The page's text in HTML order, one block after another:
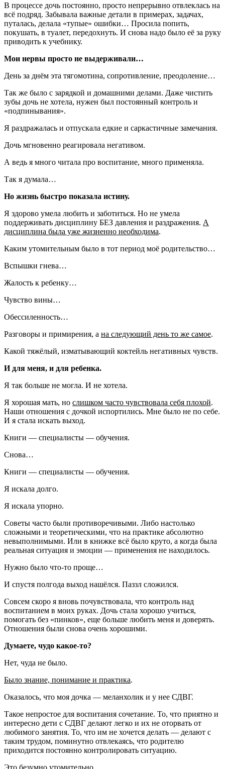
В процессе дочь постоянно, просто непрерывно отвлеклась на
всё подряд. Забывала важные детали в примерах, задачах,
путалась, делала «тупые» ошибки… Просила попить,
покушать, в туалет, передохнуть. И снова надо было её за руку
приводить к учебнику.
Мои нервы просто не выдерживали…
День за днём эта тягомотина, сопротивление, преодоление…
Так же было с зарядкой и домашними делами. Даже чистить
зубы дочь не хотела, нужен был постоянный контроль и
«подпинывания».
Я раздражалась и отпускала едкие и саркастичные замечания.
Дочь мгновенно реагировала негативом.
А ведь я много читала про воспитание, много применяла.
Так я думала…
Но жизнь быстро показала истину.
Я здорово умела любить и заботиться. Но не умела
поддерживать дисциплину БЕЗ давления и раздражения. А
дисциплина была уже жизненно необходима.
Каким утомительным было в тот период моё родительство…
Вспышки гнева…
Жалость к ребенку…
Чувство вины…
Обессиленность…
Разговоры и примирения, а на следующий день то же самое.
Какой тяжёлый, изматывающий коктейль негативных чувств.
И для меня, и для ребенка.
Я так больше не могла. И не хотела.
Я хорошая мать, но слишком часто чувствовала себя плохой.
Наши отношения с дочкой испортились. Мне было не по себе.
И я стала искать выход.
Книги — специалисты — обучения.
Снова…
Книги — специалисты — обучения.
Я искала долго.
Я искала упорно.
Советы часто были противоречивыми. Либо настолько
сложными и теоретическими, что на практике абсолютно
невыполнимыми. Или в книжке всё было круто, а когда была
реальная ситуация и эмоции — применения не находилось.
Нужно было что-то проще…
И спустя полгода выход нашёлся. Паззл сложился.
Совсем скоро я вновь почувствовала, что контроль над
воспитанием в моих руках. Дочь стала хорошо учиться,
помогать без «пинков», еще больше любить меня и доверять.
Отношения были снова очень хорошими.
Думаете, чудо какое-то?
Нет, чуда не было.
Было знание, понимание и практика.
Оказалось, что моя дочка — меланхолик и у нее СДВГ.
Такое непростое для воспитания сочетание. То, что приятно и
интересно дети с СДВГ делают легко и их не оторвать от
любимого занятия. То, что им не хочется делать — делают с
таким трудом, поминутно отвлекаясь, что родителю
приходится постоянно контролировать ситуацию.
Это безумно утомительно.